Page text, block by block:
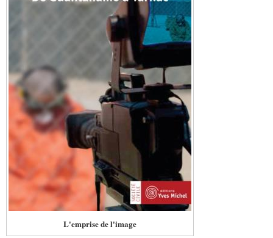
L'emprise de l'image